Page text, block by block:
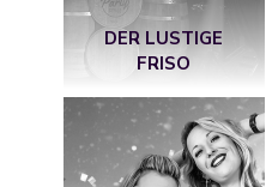
DER LUSTIGE
FRISO